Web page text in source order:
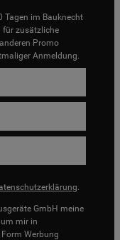
Tagen im Bauknecht
für zusätzliche
Promo
Anmeldung.
.
GmbH meine
mir in
Werbung